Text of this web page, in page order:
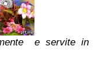
e servite in